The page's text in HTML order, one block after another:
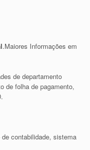
.Maiores Informações em
de departamento
de folha de pagamento,
contabilidade, sistema